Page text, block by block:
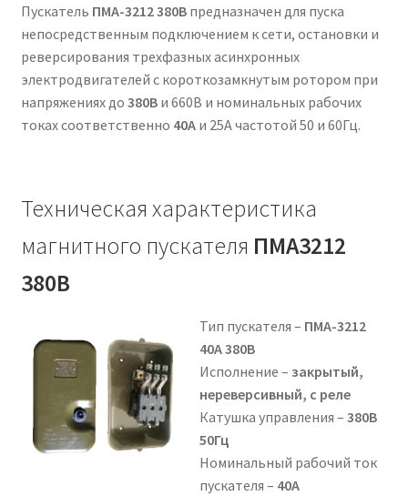
Пускатель ПМА-3212 380В предназначен для пуска
непосредственным подключением к сети, остановки и
реверсирования трехфазных асинхронных
электродвигателей с короткозамкнутым ротором при
напряжениях до 380Ви 660В и номинальных рабочих
токах соответственно 40Аи 25А частотой 50 и 60Гц.
Техническая характеристика
магнитного пускателя ПМА3212
380В
Тип пускателя – ПМА-3212
40А 380В
Исполнение – закрытый,
нереверсивный, с реле
Катушка управления – 380В
50Гц
Номинальный рабочий ток
пускателя – 40А